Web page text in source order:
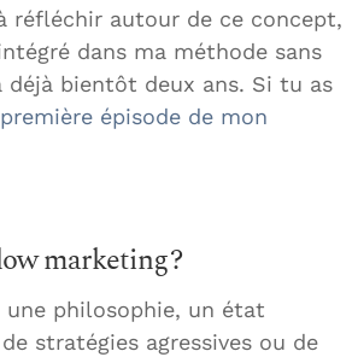
réfléchir autour de ce concept,
dans ma méthode sans
déjà bientôt deux ans. Si tu as
première épisode de mon
marketing ?
une philosophie, un état
stratégies agressives ou de